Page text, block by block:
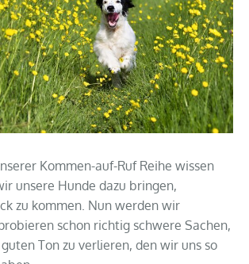
Kommen-auf-Ruf Reihe wissen
unsere Hunde dazu bringen,
zu kommen. Nun werden wir
schon richtig schwere Sachen,
Ton zu verlieren, den wir uns so